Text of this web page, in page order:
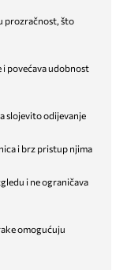
prozračnost, što
i povećava udobnost
slojevito odijevanje
i brz pristup njima
i ne ograničava
omogućuju